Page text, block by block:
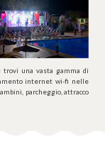
trovi una vasta gamma di
internet wi-fi nelle
parcheggio, attracco